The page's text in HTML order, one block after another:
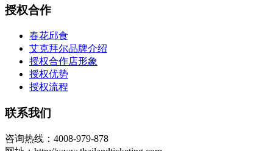
授权合作
春花邱食
艾克拜尔品牌介绍
授权合作店形象
授权优势
授权流程
联系我们
咨询热线：4008-979-878